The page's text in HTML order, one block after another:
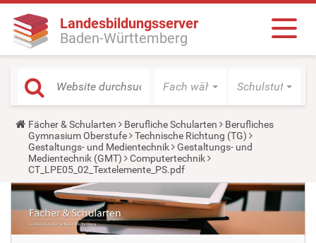
Landesbildungsserver
Baden-Württemberg
Fach wählen Schulstufe
Y
o
u
a
r
e
h
r
e
:
Fächer & Schularten Berufliche Schularten
Berufliches
Gymnasium Oberstufe
Technische Richtung (TG)
Gestaltungs- und Medientechnik
Gestaltungs- und
Medientechnik (GMT)
Computertechnik
CT_LPE05_02_Textelemente_PS.pdf